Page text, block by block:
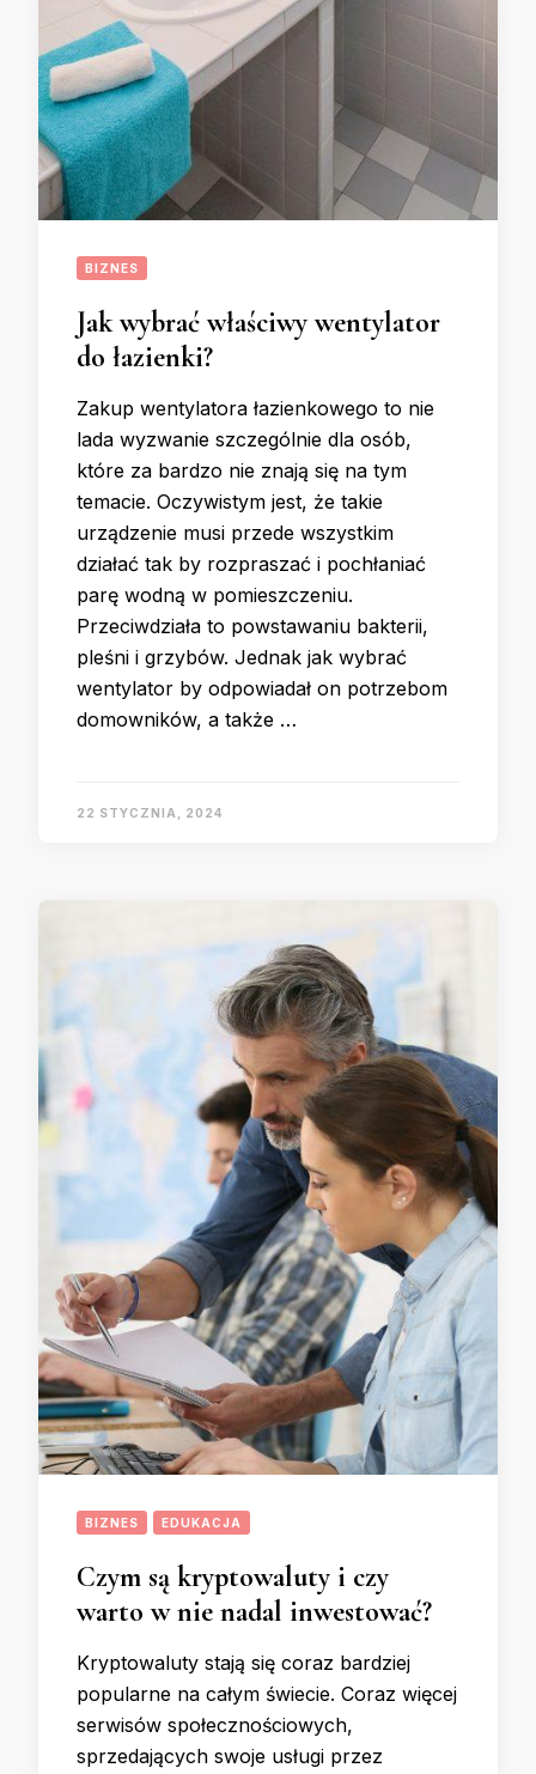
BIZNES
Jak wybrać właściwy wentylator
do łazienki?
Zakup wentylatora łazienkowego to nie
lada wyzwanie szczególnie dla osób,
które za bardzo nie znają się na tym
temacie. Oczywistym jest, że takie
urządzenie musi przede wszystkim
działać tak by rozpraszać i pochłaniać
parę wodną w pomieszczeniu.
Przeciwdziała to powstawaniu bakterii,
pleśni i grzybów. Jednak jak wybrać
wentylator by odpowiadał on potrzebom
domowników, a także …
22 STYCZNIA, 2024
BIZNES EDUKACJA
Czym są kryptowaluty i czy
warto w nie nadal inwestować?
Kryptowaluty stają się coraz bardziej
popularne na całym świecie. Coraz więcej
serwisów społecznościowych,
sprzedających swoje usługi przez